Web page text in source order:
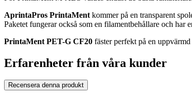
AprintaPros PrintaMent kommer på en transparent
Paketet fungerar också som en filamentbehållare och
PrintaMent PET-G CF20 fäster perfekt på en
Erfarenheter från våra kunder
Recensera denna produkt